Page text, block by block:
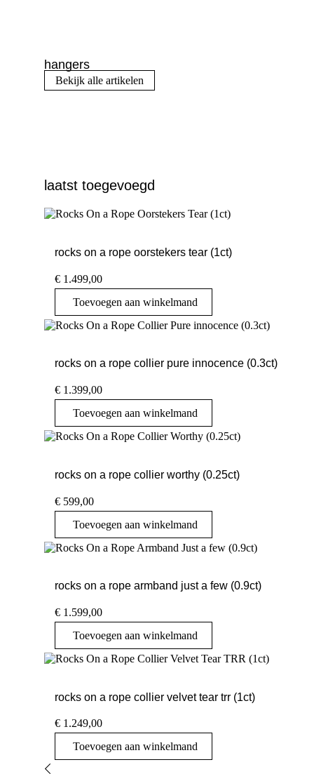
hangers
Bekijk alle artikelen
laatst toegevoegd
rocks on a rope oorstekers tear (1ct)
€ 1.499,00
Toevoegen aan winkelmand
rocks on a rope collier pure innocence (0.3ct)
€ 1.399,00
Toevoegen aan winkelmand
rocks on a rope collier worthy (0.25ct)
€ 599,00
Toevoegen aan winkelmand
rocks on a rope armband just a few (0.9ct)
€ 1.599,00
Toevoegen aan winkelmand
rocks on a rope collier velvet tear trr (1ct)
€ 1.249,00
Toevoegen aan winkelmand